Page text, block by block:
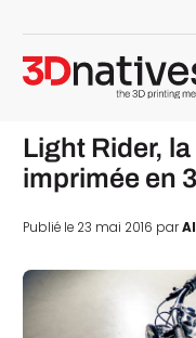
Light Rider,
imprimée en
Publié le 23 mai 2016 par